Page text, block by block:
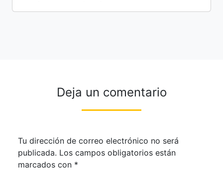
Deja un comentario
Tu dirección de correo electrónico no será
publicada. Los campos obligatorios están
marcados con *